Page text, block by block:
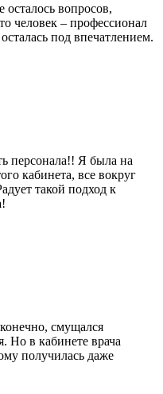
осталось вопросов,
человек – профессионал
под впечатлением.
персонала!! Я была на
кабинета, все вокруг
такой подход к
смущался
Но в кабинете врача
получилась даже